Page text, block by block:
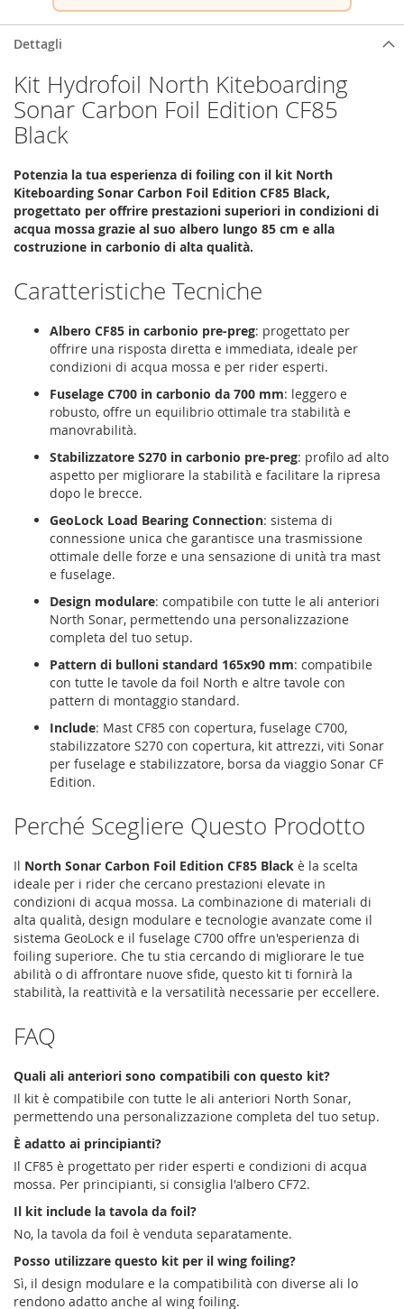
Dettagli
Kit Hydrofoil North Kiteboarding
Sonar Carbon Foil Edition CF85
Black
Potenzia la tua esperienza di foiling con il kit North
Kiteboarding Sonar Carbon Foil Edition CF85 Black,
progettato per offrire prestazioni superiori in condizioni di
acqua mossa grazie al suo albero lungo 85 cm e alla
costruzione in carbonio di alta qualità.
Caratteristiche Tecniche
Albero CF85 in carbonio pre-preg: progettato per
offrire una risposta diretta e immediata, ideale per
condizioni di acqua mossa e per rider esperti.
Fuselage C700 in carbonio da 700 mm: leggero e
robusto, offre un equilibrio ottimale tra stabilità e
manovrabilità.
Stabilizzatore S270 in carbonio pre-preg: profilo ad alto
aspetto per migliorare la stabilità e facilitare la ripresa
dopo le brecce.
GeoLock Load Bearing Connection: sistema di
connessione unica che garantisce una trasmissione
ottimale delle forze e una sensazione di unità tra mast
e fuselage.
Design modulare: compatibile con tutte le ali anteriori
North Sonar, permettendo una personalizzazione
completa del tuo setup.
Pattern di bulloni standard 165x90 mm: compatibile
con tutte le tavole da foil North e altre tavole con
pattern di montaggio standard.
Include: Mast CF85 con copertura, fuselage C700,
stabilizzatore S270 con copertura, kit attrezzi, viti Sonar
per fuselage e stabilizzatore, borsa da viaggio Sonar CF
Edition.
Perché Scegliere Questo Prodotto
Il North Sonar Carbon Foil Edition CF85 Black è la scelta
ideale per i rider che cercano prestazioni elevate in
condizioni di acqua mossa. La combinazione di materiali di
alta qualità, design modulare e tecnologie avanzate come il
sistema GeoLock e il fuselage C700 offre un'esperienza di
foiling superiore. Che tu stia cercando di migliorare le tue
abilità o di affrontare nuove sfide, questo kit ti fornirà la
stabilità, la reattività e la versatilità necessarie per eccellere.
FAQ
Quali ali anteriori sono compatibili con questo kit?
Il kit è compatibile con tutte le ali anteriori North Sonar,
permettendo una personalizzazione completa del tuo setup.
È adatto ai principianti?
Il CF85 è progettato per rider esperti e condizioni di acqua
mossa. Per principianti, si consiglia l'albero CF72.
Il kit include la tavola da foil?
No, la tavola da foil è venduta separatamente.
Posso utilizzare questo kit per il wing foiling?
Sì, il design modulare e la compatibilità con diverse ali lo
rendono adatto anche al wing foiling.